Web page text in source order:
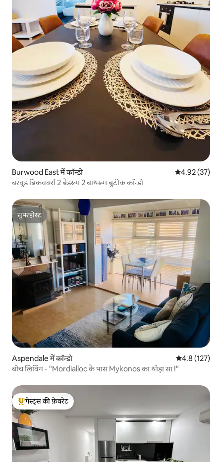
Burwood East में कॉन्डो औसत रेटिंग 5 में
4.92 (37)
बरवुड ब्रिकवर्क्स 2 बेडरूम 2 बाथरूम बुटीक कॉन्डो
सुपरहोस्ट
सुपरहोस्ट
Aspendale में कॉन्डो औसत रेटिंग 5 में
4.8 (127)
बीच लिविंग - "Mordialloc के पास Mykonos का थोड़ा सा !"
गेस्ट्स का टॉप फ़ेवरेट
गेस्ट्स की फ़ेवरेट